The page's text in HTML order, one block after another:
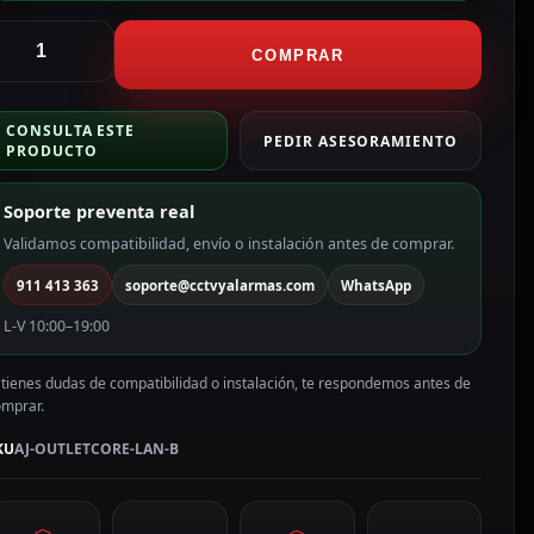
COMPRAR
CONSULTA ESTE
PRODUCTO
PEDIR ASESORAMIENTO
Soporte preventa real
Validamos compatibilidad, envío o instalación antes de comprar.
911 413 363 soporte@cctvyalarmas.com WhatsApp
L-V 10:00–19:00
dudas de compatibilidad o instalación, te respondemos antes de
AJ-OUTLETCORE-LAN-B